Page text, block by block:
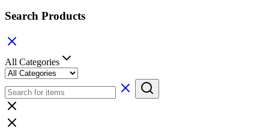
Search Products
All Categories